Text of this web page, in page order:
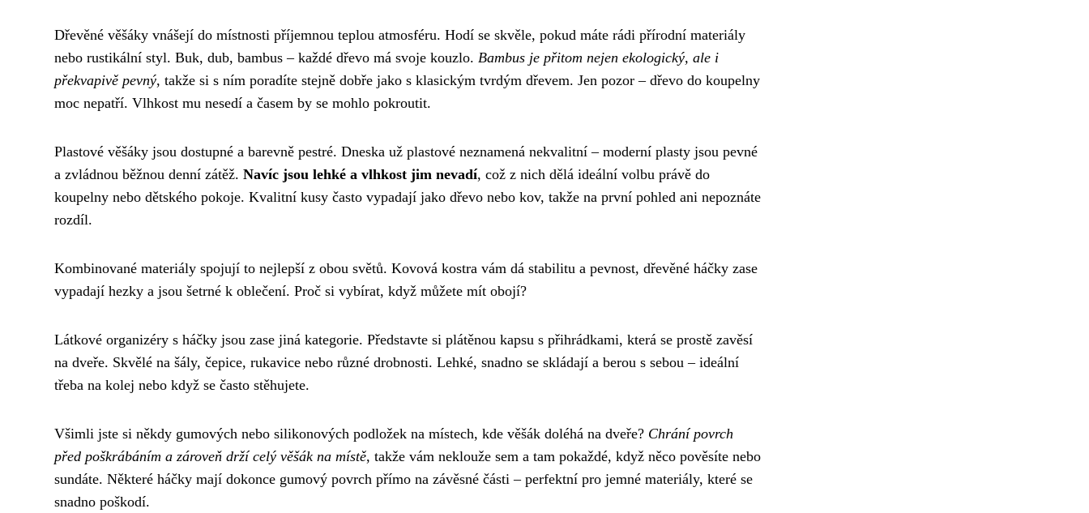
Dřevěné věšáky vnášejí do místnosti příjemnou teplou atmosféru. Hodí se skvěle, pokud máte rádi přírodní materiály
nebo rustikální styl. Buk, dub, bambus – každé dřevo má svoje kouzlo. Bambus je přitom nejen ekologický, ale i
překvapivě pevný, takže si s ním poradíte stejně dobře jako s klasickým tvrdým dřevem. Jen pozor – dřevo do koupelny
moc nepatří. Vlhkost mu nesedí a časem by se mohlo pokroutit.
Plastové věšáky jsou dostupné a barevně pestré. Dneska už plastové neznamená nekvalitní – moderní plasty jsou pevné
a zvládnou běžnou denní zátěž. Navíc jsou lehké a vlhkost jim nevadí, což z nich dělá ideální volbu právě do
koupelny nebo dětského pokoje. Kvalitní kusy často vypadají jako dřevo nebo kov, takže na první pohled ani nepoznáte
rozdíl.
Kombinované materiály spojují to nejlepší z obou světů. Kovová kostra vám dá stabilitu a pevnost, dřevěné háčky zase
vypadají hezky a jsou šetrné k oblečení. Proč si vybírat, když můžete mít obojí?
Látkové organizéry s háčky jsou zase jiná kategorie. Představte si plátěnou kapsu s přihrádkami, která se prostě zavěsí
na dveře. Skvělé na šály, čepice, rukavice nebo různé drobnosti. Lehké, snadno se skládají a berou s sebou – ideální
třeba na kolej nebo když se často stěhujete.
Všimli jste si někdy gumových nebo silikonových podložek na místech, kde věšák doléhá na dveře? Chrání povrch
před poškrábáním a zároveň drží celý věšák na místě, takže vám neklouže sem a tam pokaždé, když něco pověsíte nebo
sundáte. Některé háčky mají dokonce gumový povrch přímo na závěsné části – perfektní pro jemné materiály, které se
snadno poškodí.